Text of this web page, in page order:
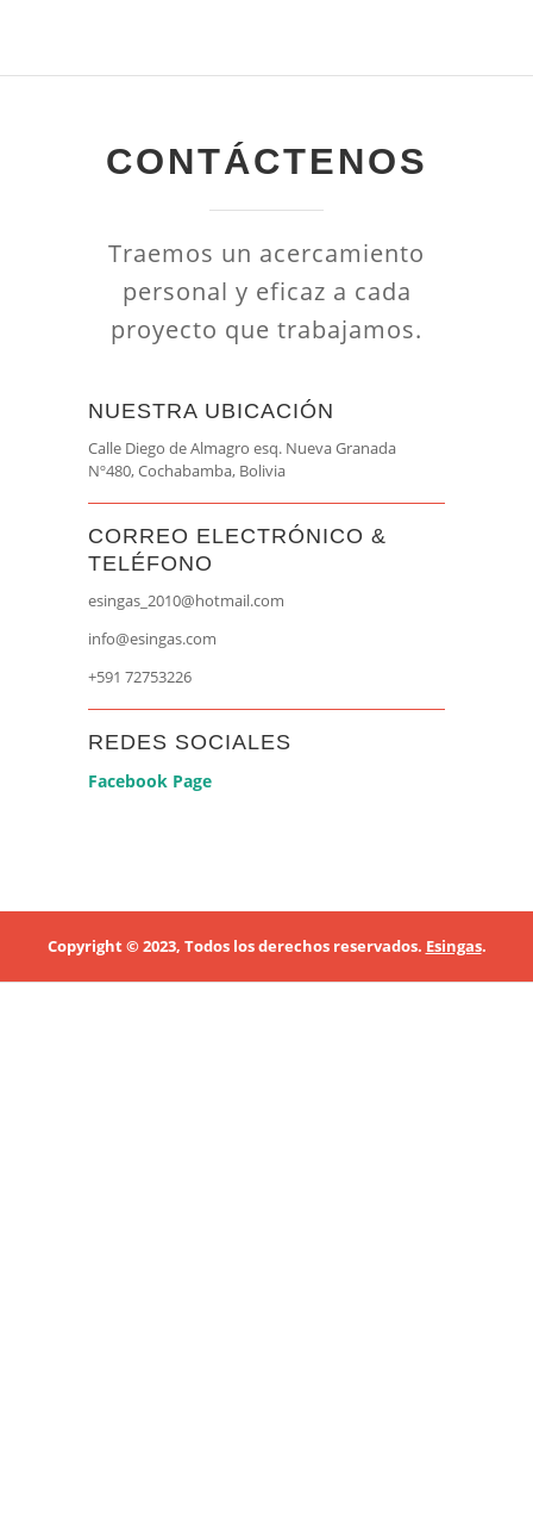
CONTÁCTENOS
Traemos un acercamiento
personal y eficaz a cada
proyecto que trabajamos.
NUESTRA UBICACIÓN
Calle Diego de Almagro esq. Nueva Granada
Nº480, Cochabamba, Bolivia
CORREO ELECTRÓNICO &
TELÉFONO
esingas_2010@hotmail.com
info@esingas.com
+591 72753226
REDES SOCIALES
Facebook Page
Copyright © 2023, Todos los derechos reservados. Esingas.